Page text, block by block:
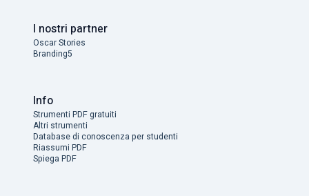
I nostri partner
Oscar Stories
Branding5
Info
Strumenti PDF gratuiti
Altri strumenti
Database di conoscenza per studenti
Riassumi PDF
Spiega PDF